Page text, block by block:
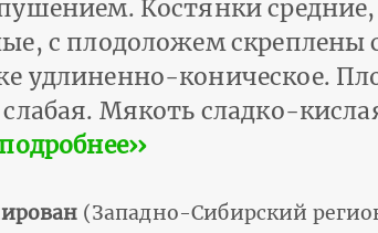
Костянки средние,
с плодоложем скреплены
удлиненно-коническое.
Мякоть сладко-
подробнее››
(Западно-Сибирский